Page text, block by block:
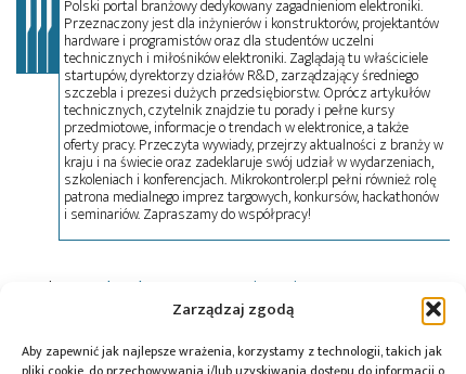
Zarządzaj zgodą
Aby zapewnić jak najlepsze wrażenia, korzystamy z technologii, takich jak
Polski portal branżowy dedykowany zagadnieniom elektroniki.
Przeznaczony jest dla inżynierów i konstruktorów, projektantów
hardware i programistów oraz dla studentów uczelni
technicznych i miłośników elektroniki. Zaglądają tu właściciele
startupów, dyrektorzy działów R&D, zarządzający średniego
szczebla i prezesi dużych przedsiębiorstw. Oprócz artykułów
technicznych, czytelnik znajdzie tu porady i pełne kursy
przedmiotowe, informacje o trendach w elektronice, a także
oferty pracy. Przeczyta wywiady, przejrzy aktualności z branży w
kraju i na świecie oraz zadeklaruje swój udział w wydarzeniach,
szkoleniach i konferencjach. Mikrokontroler.pl pełni również rolę
patrona medialnego imprez targowych, konkursów, hackathonów
i seminariów. Zapraszamy do współpracy!
Tagi: konkurs Microrisc